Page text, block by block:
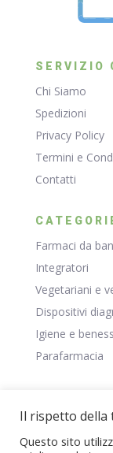
SERVIZIO
Chi Siamo
Spedizioni
Privacy Policy
Termini e
Contatti
Farmaci da
Integratori
Vegetariani e
Dispositivi
Igiene e
Parafarmacia
Negozio
Il Mio Account
Il rispetto della
Questo sito